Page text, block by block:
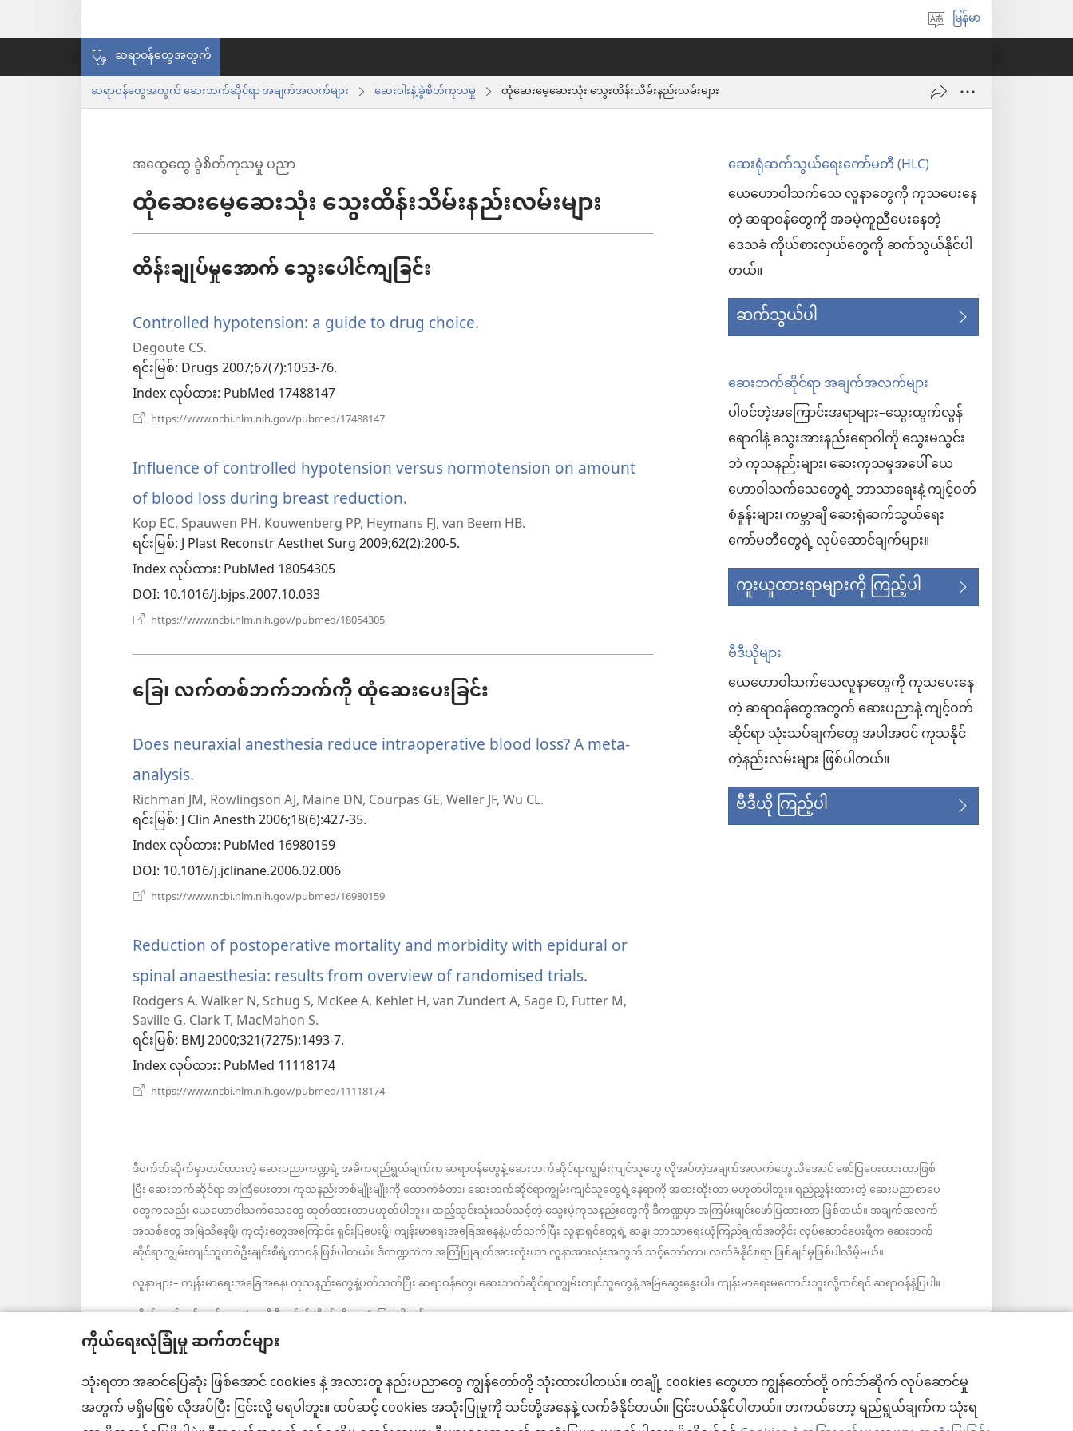
ကိုယ်ရေးလုံခြုံမှု ဆက်တင်များ
သုံးရတာ အဆင်ပြေဆုံး ဖြစ်အောင် cookies နဲ့ အလားတူ နည်းပညာတွေ ကျွန်တော်တို့ သုံးထားပါတယ်။ တချို့ cookies တွေဟာ ကျွန်တော်တို့ ဝက်ဘ်ဆိုက် လုပ်ဆောင်မှု
အတွက် မရှိမဖြစ် လိုအပ်ပြီး ငြင်းလို့ မရပါဘူး။ ထပ်ဆင့် cookies အသုံးပြုမှုကို သင်တို့အနေနဲ့ လက်ခံနိုင်တယ်။ ငြင်းပယ်နိုင်ပါတယ်။ တကယ်တော့ ရည်ရွယ်ချက်က သုံးရ
ဘာသာစကား
ပါ
မြန်မာ
ဆရာဝန်တွေအတွက်
ဆရာဝန်တွေအတွက် ဆေးဘက်ဆိုင်ရာ အချက်အလက်များ ဆေးဝါးနဲ့ ခွဲစိတ်ကုသမှု ထုံဆေးမေ့ဆေးသုံး သွေးထိန်းသိမ်းနည်းလမ်းများ
အထွေထွေ ခွဲစိတ်ကုသမှု ပညာ
ထုံဆေးမေ့ဆေးသုံး သွေးထိန်းသိမ်းနည်းလမ်းများ
ထိန်းချုပ်မှုအောက် သွေးပေါင်ကျခြင်း
Controlled hypotension: a guide to drug choice.
ပါ
Degoute CS.
ရင်းမြစ်‎: Drugs 2007;67(7):1053-76.
Index လုပ်ထား‎: PubMed 17488147
https://www.ncbi.nlm.nih.gov/pubmed/17488147
နေ
တယ်)
Influence of controlled hypotension versus normotension on amount
of blood loss during breast reduction.
အသစ်
ပါ
တယ်)
Kop EC, Spauwen PH, Kouwenberg PP, Heymans FJ, van Beem HB.
ရင်းမြစ်‎: J Plast Reconstr Aesthet Surg 2009;62(2):200-5.
Index လုပ်ထား‎: PubMed 18054305
DOI‎: 10.1016/j.bjps.2007.10.033
https://www.ncbi.nlm.nih.gov/pubmed/18054305
ပါ
ခြေ၊ လက်တစ်ဘက်ဘက်ကို ထုံဆေးပေးခြင်း
Does neuraxial anesthesia reduce intraoperative blood loss? A meta-
analysis.
အသစ်
င့်
နေ
တယ်)
Richman JM, Rowlingson AJ, Maine DN, Courpas GE, Weller JF, Wu CL.
ရင်းမြစ်‎: J Clin Anesth 2006;18(6):427-35.
Index လုပ်ထား‎: PubMed 16980159
DOI‎: 10.1016/j.jclinane.2006.02.006
https://www.ncbi.nlm.nih.gov/pubmed/16980159
င့်
နေ
တယ်)
Reduction of postoperative mortality and morbidity with epidural or
spinal anaesthesia: results from overview of randomised trials.
အသစ်
တယ်)
Rodgers A, Walker N, Schug S, McKee A, Kehlet H, van Zundert A, Sage D, Futter M,
Saville G, Clark T, MacMahon S.
ရင်းမြစ်‎: BMJ 2000;321(7275):1493-7.
Index လုပ်ထား‎: PubMed 11118174
https://www.ncbi.nlm.nih.gov/pubmed/11118174
ပါ
တယ်)
ဆေးရုံဆက်သွယ်ရေးကော်မတီ (HLC)
ယေဟောဝါသက်သေ လူနာတွေကို ကုသပေးနေ
တဲ့ ဆရာဝန်တွေကို အခမဲ့ကူညီပေးနေတဲ့
ဒေသခံ ကိုယ်စားလှယ်တွေကို ဆက်သွယ်နိုင်ပါ
တယ်။
ဆက်သွယ်ပါ
ဆေးဘက်ဆိုင်ရာ အချက်အလက်များ
ပါဝင်တဲ့အကြောင်းအရာများ–သွေးထွက်လွန်
ရောဂါနဲ့ သွေးအားနည်းရောဂါကို သွေးမသွင်း
ဘဲ ကုသနည်းများ၊ ဆေးကုသမှုအပေါ် ယေ
ဟောဝါသက်သေတွေရဲ့ ဘာသာရေးနဲ့ ကျင့်ဝတ်
စံနှုန်းများ၊ ကမ္ဘာချီ ဆေးရုံဆက်သွယ်ရေး
ကော်မတီတွေရဲ့ လုပ်ဆောင်ချက်များ။
ကူးယူထားရာများကို ကြည့်ပါ
ဗီဒီယိုများ
ယေဟောဝါသက်သေလူနာတွေကို ကုသပေးနေ
တဲ့ ဆရာဝန်တွေအတွက် ဆေးပညာနဲ့ ကျင့်ဝတ်
ဆိုင်ရာ သုံးသပ်ချက်တွေ အပါအဝင် ကုသနိုင်
တဲ့နည်းလမ်းများ ဖြစ်ပါတယ်။
ဗီဒီယို ကြည့်ပါ
ဒီဝက်ဘ်ဆိုက်မှာတင်ထားတဲ့ ဆေးပညာကဏ္ဍရဲ့ အဓိကရည်ရွယ်ချက်က ဆရာဝန်တွေနဲ့ ဆေးဘက်ဆိုင်ရာကျွမ်းကျင်သူတွေ လိုအပ်တဲ့အချက်အလက်တွေသိအောင် ဖော်ပြပေးထားတာဖြစ်
ပြီး ဆေးဘက်ဆိုင်ရာ အကြံပေးတာ၊ ကုသနည်းတစ်မျိုးမျိုးကို ထောက်ခံတာ၊ ဆေးဘက်ဆိုင်ရာကျွမ်းကျင်သူတွေရဲ့နေရာကို အစားထိုးတာ မဟုတ်ပါဘူး။ ရည်ညွှန်းထားတဲ့ ဆေးပညာစာပေ
တွေကလည်း ယေဟောဝါသက်သေတွေ ထုတ်ထားတာမဟုတ်ပါဘူး။ ထည့်သွင်းသုံးသပ်သင့်တဲ့ သွေးမဲ့ကုသနည်းတွေကို ဒီကဏ္ဍမှာ အကြမ်းဖျင်းဖော်ပြထားတာ ဖြစ်တယ်။ အချက်အလက်
အသစ်တွေ အမြဲသိနေဖို့၊ ကုထုံးတွေအကြောင်း ရှင်းပြပေးဖို့၊ ကျန်းမာရေးအခြေအနေနဲ့ပတ်သက်ပြီး လူနာရှင်တွေရဲ့ ဆန္ဒ၊ ဘာသာရေးယုံကြည်ချက်အတိုင်း လုပ်ဆောင်ပေးဖို့က ဆေးဘက်
ဆိုင်ရာကျွမ်းကျင်သူတစ်ဦးချင်းစီရဲ့တာဝန် ဖြစ်ပါတယ်။ ဒီကဏ္ဍထဲက အကြံပြုချက်အားလုံးဟာ လူနာအားလုံးအတွက် သင့်တော်တာ၊ လက်ခံနိုင်စရာ ဖြစ်ချင်မှဖြစ်ပါလိမ့်မယ်။
လူနာများ– ကျန်းမာရေးအခြေအနေ၊ ကုသနည်းတွေနဲ့ပတ်သက်ပြီး ဆရာဝန်တွေ၊ ဆေးဘက်ဆိုင်ရာကျွမ်းကျင်သူတွေနဲ့ အမြဲဆွေးနွေးပါ။ ကျန်းမာရေးမကောင်းဘူးလို့ထင်ရင် ဆရာဝန်နဲ့ပြပါ။
လိုက်နာရန်စည်းကမ်းများနဲ့အညီ ဒီဝက်ဘ်ဆိုက်ကို အသုံးပြုရပါမယ်။
အသွင်အပြင် ဆက်တင်များ